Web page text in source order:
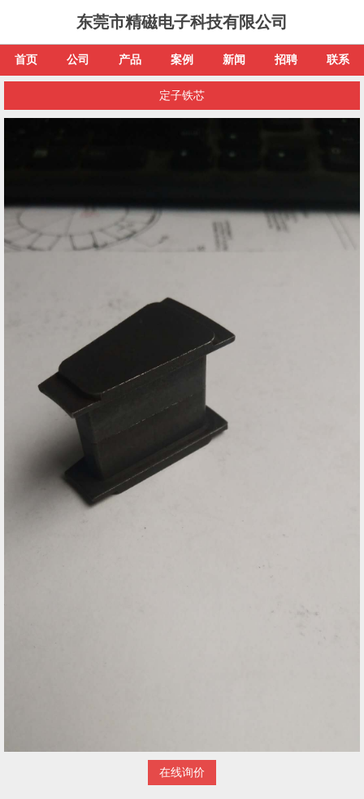
东莞市精磁电子科技有限公司
首页 公司 产品 案例 新闻 招聘 联系
定子铁芯
在线询价